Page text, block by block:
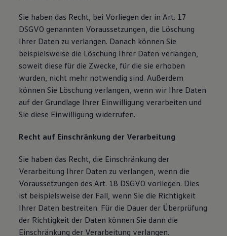
Sie haben das Recht, bei Vorliegen der in Art. 17
DSGVO genannten Voraussetzungen, die Löschung
Ihrer Daten zu verlangen. Danach können Sie
beispielsweise die Löschung Ihrer Daten verlangen,
soweit diese für die Zwecke, für die sie erhoben
wurden, nicht mehr notwendig sind. Außerdem
können Sie Löschung verlangen, wenn wir Ihre Daten
auf der Grundlage Ihrer Einwilligung verarbeiten und
Sie diese Einwilligung widerrufen.
Recht auf Einschränkung der Verarbeitung
Sie haben das Recht, die Einschränkung der
Verarbeitung Ihrer Daten zu verlangen, wenn die
Voraussetzungen des Art. 18 DSGVO vorliegen. Dies
ist beispielsweise der Fall, wenn Sie die Richtigkeit
Ihrer Daten bestreiten. Für die Dauer der Überprüfung
der Richtigkeit der Daten können Sie dann die
Einschränkung der Verarbeitung verlangen.